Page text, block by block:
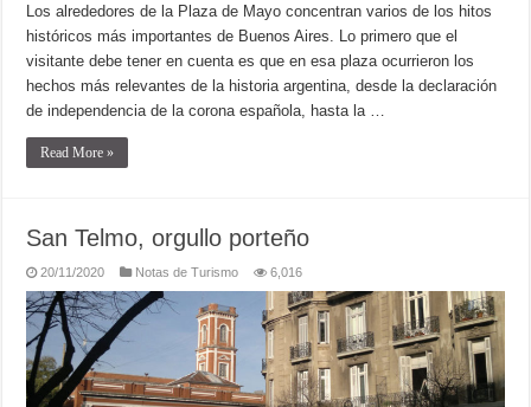
Los alrededores de la Plaza de Mayo concentran varios de los hitos
históricos más importantes de Buenos Aires. Lo primero que el
visitante debe tener en cuenta es que en esa plaza ocurrieron los
hechos más relevantes de la historia argentina, desde la declaración
de independencia de la corona española, hasta la …
Read More »
San Telmo, orgullo porteño
20/11/2020 Notas de Turismo 6,016